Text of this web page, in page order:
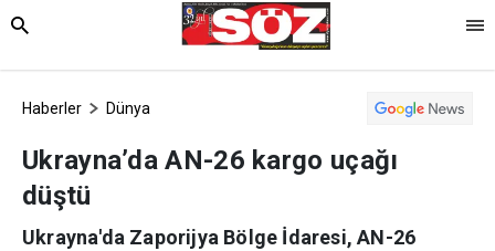
Haberler Dünya
Ukrayna’da AN-26 kargo uçağı
düştü
Ukrayna'da Zaporijya Bölge İdaresi, AN-26